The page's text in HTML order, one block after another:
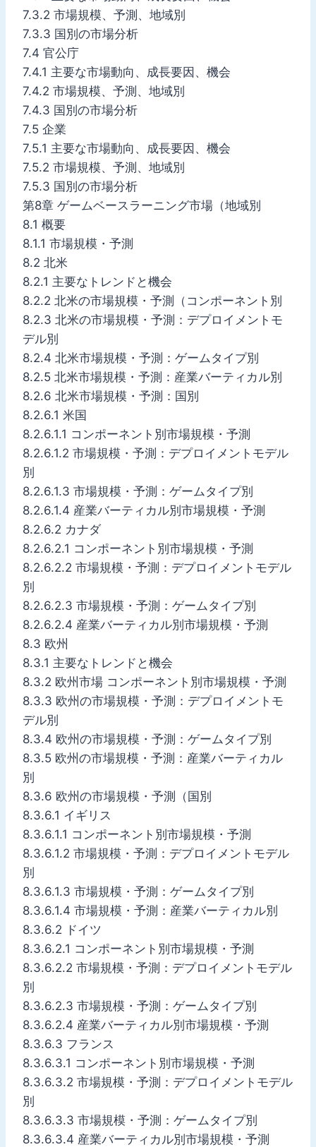
7.3.2 市場規模、予測、地域別
7.3.3 国別の市場分析
7.4 官公庁
7.4.1 主要な市場動向、成長要因、機会
7.4.2 市場規模、予測、地域別
7.4.3 国別の市場分析
7.5 企業
7.5.1 主要な市場動向、成長要因、機会
7.5.2 市場規模、予測、地域別
7.5.3 国別の市場分析
第8章 ゲームベースラーニング市場（地域別
8.1 概要
8.1.1 市場規模・予測
8.2 北米
8.2.1 主要なトレンドと機会
8.2.2 北米の市場規模・予測（コンポーネント別
8.2.3 北米の市場規模・予測：デプロイメントモ
デル別
8.2.4 北米市場規模・予測：ゲームタイプ別
8.2.5 北米市場規模・予測：産業バーティカル別
8.2.6 北米市場規模・予測：国別
8.2.6.1 米国
8.2.6.1.1 コンポーネント別市場規模・予測
8.2.6.1.2 市場規模・予測：デプロイメントモデル
別
8.2.6.1.3 市場規模・予測：ゲームタイプ別
8.2.6.1.4 産業バーティカル別市場規模・予測
8.2.6.2 カナダ
8.2.6.2.1 コンポーネント別市場規模・予測
8.2.6.2.2 市場規模・予測：デプロイメントモデル
別
8.2.6.2.3 市場規模・予測：ゲームタイプ別
8.2.6.2.4 産業バーティカル別市場規模・予測
8.3 欧州
8.3.1 主要なトレンドと機会
8.3.2 欧州市場 コンポーネント別市場規模・予測
8.3.3 欧州の市場規模・予測：デプロイメントモ
デル別
8.3.4 欧州の市場規模・予測：ゲームタイプ別
8.3.5 欧州の市場規模・予測：産業バーティカル
別
8.3.6 欧州の市場規模・予測（国別
8.3.6.1 イギリス
8.3.6.1.1 コンポーネント別市場規模・予測
8.3.6.1.2 市場規模・予測：デプロイメントモデル
別
8.3.6.1.3 市場規模・予測：ゲームタイプ別
8.3.6.1.4 市場規模・予測：産業バーティカル別
8.3.6.2 ドイツ
8.3.6.2.1 コンポーネント別市場規模・予測
8.3.6.2.2 市場規模・予測：デプロイメントモデル
別
8.3.6.2.3 市場規模・予測：ゲームタイプ別
8.3.6.2.4 産業バーティカル別市場規模・予測
8.3.6.3 フランス
8.3.6.3.1 コンポーネント別市場規模・予測
8.3.6.3.2 市場規模・予測：デプロイメントモデル
別
8.3.6.3.3 市場規模・予測：ゲームタイプ別
8.3.6.3.4 産業バーティカル別市場規模・予測